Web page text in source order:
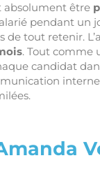
absolument être
pendant un
de tout retenir.
. Tout comme
candidat